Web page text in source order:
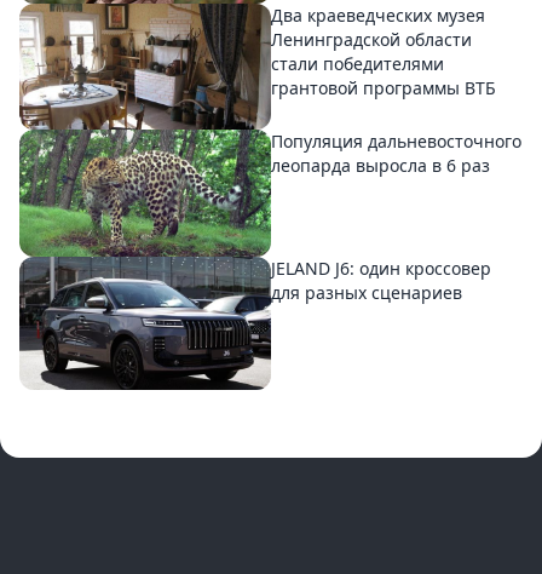
Два краеведческих музея
Ленинградской области
стали победителями
грантовой программы ВТБ
Популяция дальневосточного
леопарда выросла в 6 раз
JELAND J6: один кроссовер
для разных сценариев